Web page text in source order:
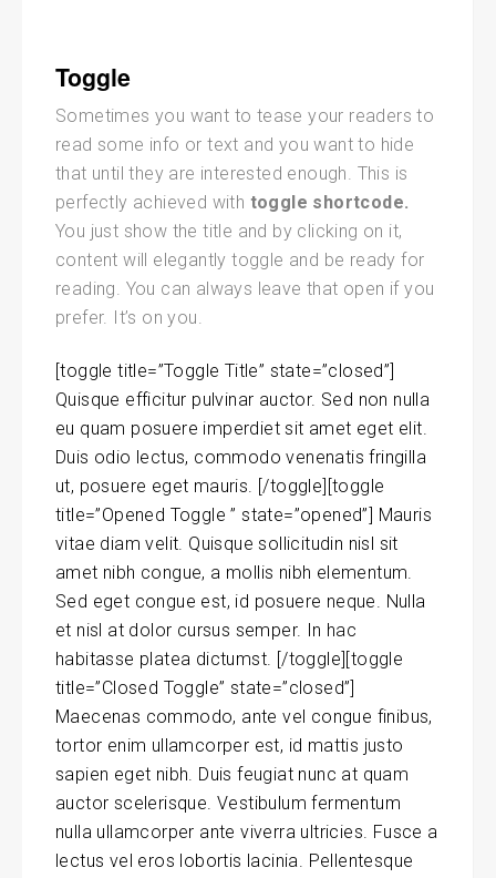
Toggle
Sometimes you want to tease your readers to
read some info or text and you want to hide
that until they are interested enough. This is
perfectly achieved with toggle shortcode.
You just show the title and by clicking on it,
content will elegantly toggle and be ready for
reading. You can always leave that open if you
prefer. It’s on you.
[toggle title=”Toggle Title” state=”closed”]
Quisque efficitur pulvinar auctor. Sed non nulla
eu quam posuere imperdiet sit amet eget elit.
Duis odio lectus, commodo venenatis fringilla
ut, posuere eget mauris. [/toggle][toggle
title=”Opened Toggle ” state=”opened”] Mauris
vitae diam velit. Quisque sollicitudin nisl sit
amet nibh congue, a mollis nibh elementum.
Sed eget congue est, id posuere neque. Nulla
et nisl at dolor cursus semper. In hac
habitasse platea dictumst. [/toggle][toggle
title=”Closed Toggle” state=”closed”]
Maecenas commodo, ante vel congue finibus,
tortor enim ullamcorper est, id mattis justo
sapien eget nibh. Duis feugiat nunc at quam
auctor scelerisque. Vestibulum fermentum
nulla ullamcorper ante viverra ultricies. Fusce a
lectus vel eros lobortis lacinia. Pellentesque